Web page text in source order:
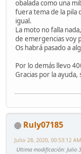
obalada como una
fuera tema de la pila
igual.
La moto no falla
de emergencias voy
Os habrá pasado a
Por lo demás llevo
Gracias por la ayuda,
Ruly07185
Julio 28, 2020, 00:53:12 AM
Ultima modificación: Julio